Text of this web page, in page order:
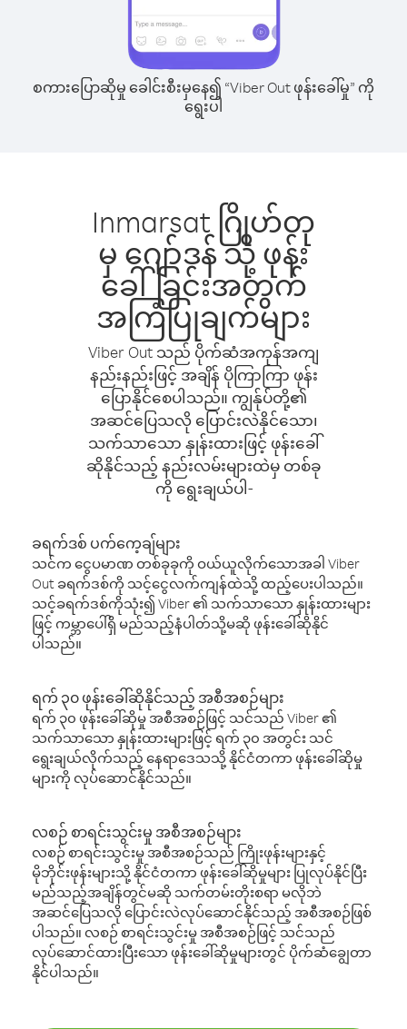
စကားပြောဆိုမှု ခေါင်းစီးမှနေ၍ “Viber Out ဖုန်းခေါ်မှု” ကို
ရွေးပါ
Inmarsat ဂြိုဟ်တု
မှ ဂျော်ဒန် သို့ ဖုန်း
ခေါ်ခြင်းအတွက်
အကြံပြုချက်များ
Viber Out သည် ပိုက်ဆံအကုန်အကျ
နည်းနည်းဖြင့် အချိန် ပိုကြာကြာ ဖုန်း
ပြောနိုင်စေပါသည်။ ကျွန်ုပ်တို့၏
အဆင်ပြေသလို ပြောင်းလဲနိုင်သော၊
သက်သာသော နှုန်းထားဖြင့် ဖုန်းခေါ်
ဆိုနိုင်သည့် နည်းလမ်းများထဲမှ တစ်ခု
ကို ရွေးချယ်ပါ-
ခရက်ဒစ် ပက်ကေ့ချ်များ
သင်က ငွေပမာဏ တစ်ခုခုကို ဝယ်ယူလိုက်သောအခါ Viber
Out ခရက်ဒစ်ကို သင့်ငွေလက်ကျန်ထဲသို့ ထည့်ပေးပါသည်။
သင့်ခရက်ဒစ်ကိုသုံး၍ Viber ၏ သက်သာသော နှုန်းထားများ
ဖြင့် ကမ္ဘာပေါ်ရှိ မည်သည့်နံပါတ်သို့မဆို ဖုန်းခေါ်ဆိုနိုင်
ပါသည်။
ရက် ၃၀ ဖုန်းခေါ်ဆိုနိုင်သည့် အစီအစဉ်များ
ရက် ၃၀ ဖုန်းခေါ်ဆိုမှု အစီအစဉ်ဖြင့် သင်သည် Viber ၏
သက်သာသော နှုန်းထားများဖြင့် ရက် ၃၀ အတွင်း သင်
ရွေးချယ်လိုက်သည့် နေရာဒေသသို့ နိုင်ငံတကာ ဖုန်းခေါ်ဆိုမှု
များကို လုပ်ဆောင်နိုင်သည်။
လစဉ် စာရင်းသွင်းမှု အစီအစဉ်များ
လစဉ် စာရင်းသွင်းမှု အစီအစဉ်သည် ကြိုးဖုန်းများနှင့်
မိုဘိုင်းဖုန်းများသို့ နိုင်ငံတကာ ဖုန်းခေါ်ဆိုမှုများ ပြုလုပ်နိုင်ပြီး
မည်သည့်အချိန်တွင်မဆို သက်တမ်းတိုးစရာ မလိုဘဲ
အဆင်ပြေသလို ပြောင်းလဲလုပ်ဆောင်နိုင်သည့် အစီအစဉ်ဖြစ်
ပါသည်။ လစဉ် စာရင်းသွင်းမှု အစီအစဉ်ဖြင့် သင်သည်
လုပ်ဆောင်ထားပြီးသော ဖုန်းခေါ်ဆိုမှုများတွင် ပိုက်ဆံချွေတာ
နိုင်ပါသည်။